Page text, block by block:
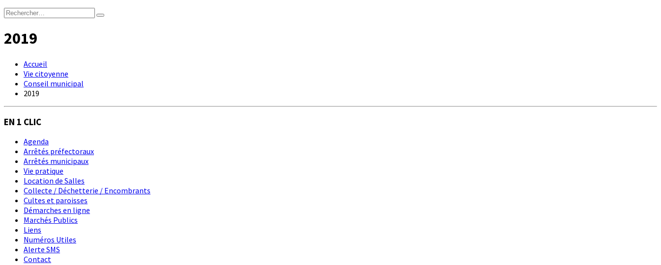
2019
Accueil
Vie citoyenne
Conseil municipal
2019
EN 1 CLIC
Agenda
Arrêtés préfectoraux
Arrêtés municipaux
Vie pratique
Location de Salles
Collecte / Déchetterie / Encombrants
Cultes et paroisses
Démarches en ligne
Marchés Publics
Liens
Numéros Utiles
Alerte SMS
Contact